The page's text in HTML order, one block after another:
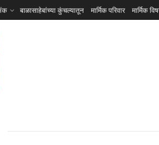
बाळासाहेबांच्या कुंचल्यातून मार्मिक परिवार मार्मिक